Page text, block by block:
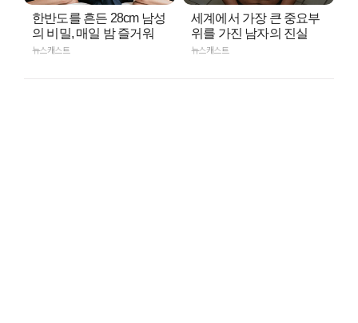
한반도를 흔든 28cm 남성
의 비밀, 매일 밤 즐거워
뉴스캐스트
세계에서 가장 큰 중요부
위를 가진 남자의 진실
뉴스캐스트